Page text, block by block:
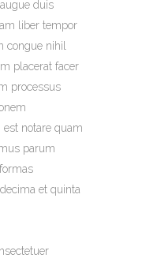
duis
liber tempor
congue nihil
placerat facer
processus
notare quam
parum
et quinta